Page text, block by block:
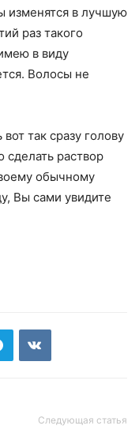
изменятся в лучшую
раз такого
в виду
Волосы не
так сразу голову
раствор
обычному
Вы сами увидите
Следующая статья